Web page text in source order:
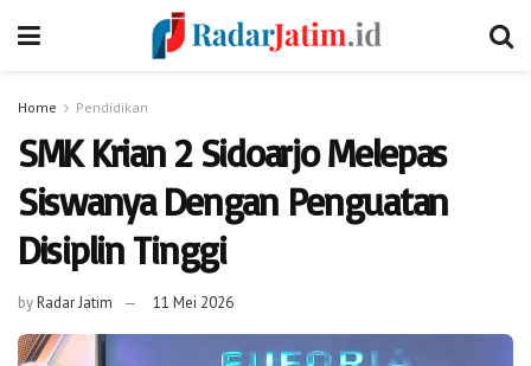
Home Pendidikan
SMK Krian 2 Sidoarjo Melepas
Siswanya Dengan Penguatan
Disiplin Tinggi
byRadar Jatim 11 Mei 2026